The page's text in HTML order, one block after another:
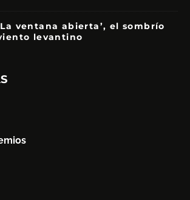
ventana abierta’, el sombrío
levantino